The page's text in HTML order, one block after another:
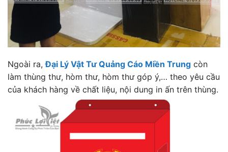
Ngoài ra,Đại Lý Vật Tư Quảng Cáo Miền Trung còn
làm thùng thư, hòm thư, hòm thư góp ý,… theo yêu cầu
của khách hàng về chất liệu, nội dung in ấn trên thùng.